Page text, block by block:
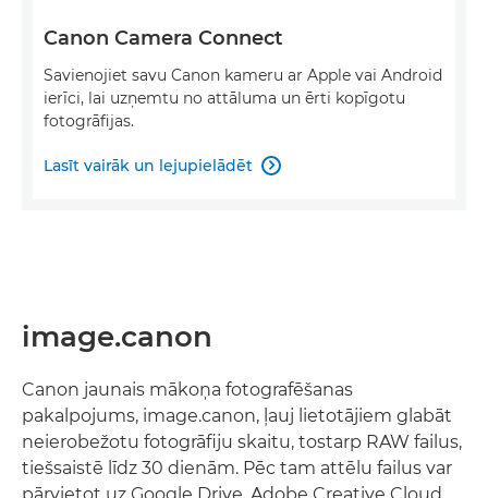
Canon Camera Connect
Savienojiet savu Canon kameru ar Apple vai Android
ierīci, lai uzņemtu no attāluma un ērti kopīgotu
fotogrāfijas.
Lasīt vairāk un lejupielādēt 
image.canon
Canon jaunais mākoņa fotografēšanas
pakalpojums, image.canon, ļauj lietotājiem glabāt
neierobežotu fotogrāfiju skaitu, tostarp RAW failus,
tiešsaistē līdz 30 dienām. Pēc tam attēlu failus var